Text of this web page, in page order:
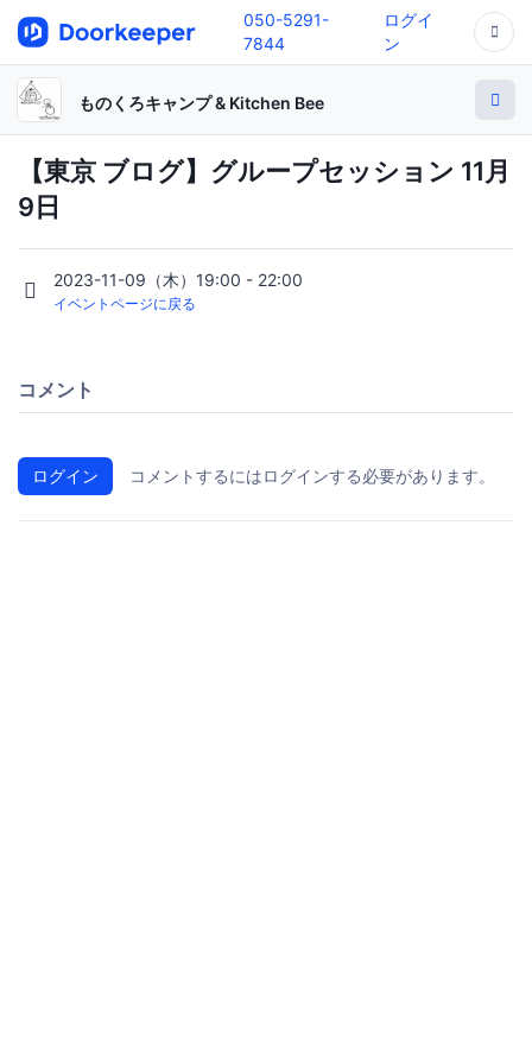
050-5291-
7844
ログイ
ン
ものくろキャンプ & Kitchen Bee
【東京 ブログ】グループセッション 11月
9日
2023-11-09（木）19:00 - 22:00
イベントページに戻る
コメント
ログイン コメントするにはログインする必要があります。